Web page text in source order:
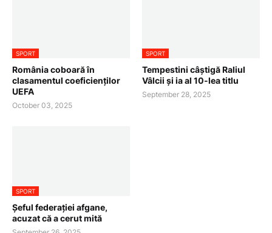
SPORT
România coboară în
clasamentul coeficienților
UEFA
October 03, 2025
SPORT
Tempestini câștigă Raliul
Vâlcii și ia al 10-lea titlu
September 28, 2025
SPORT
Șeful federației afgane,
acuzat că a cerut mită